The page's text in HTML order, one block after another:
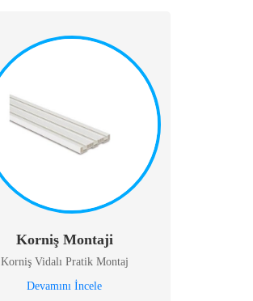
Korniş Montaji
Korniş Vidalı Pratik Montaj
Devamını İncele